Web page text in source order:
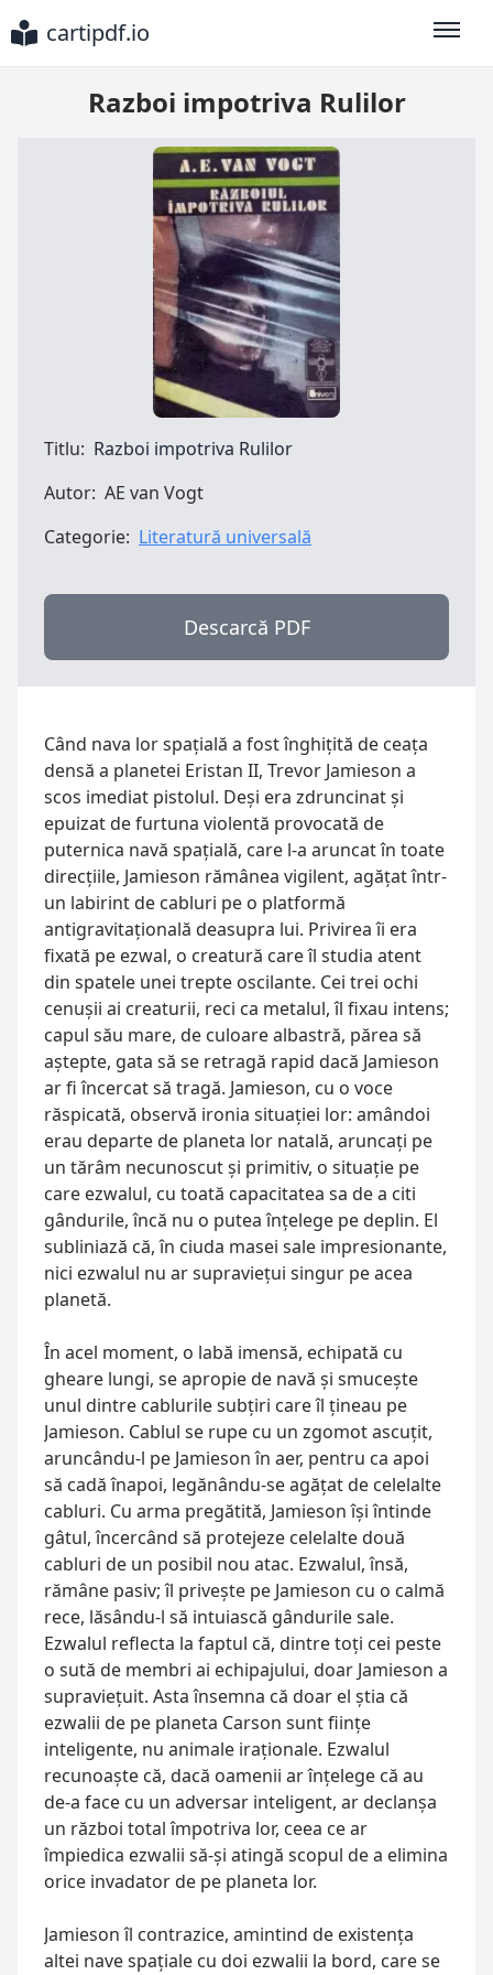
cartipdf.io
Razboi impotriva Rulilor
Titlu: Razboi impotriva Rulilor
Autor: AE van Vogt
Categorie: Literatură universală
Descarcă PDF
Când nava lor spațială a fost înghițită de ceața
densă a planetei Eristan II, Trevor Jamieson a
scos imediat pistolul. Deși era zdruncinat și
epuizat de furtuna violentă provocată de
puternica navă spațială, care l-a aruncat în toate
direcțiile, Jamieson rămânea vigilent, agățat într-
un labirint de cabluri pe o platformă
antigravitațională deasupra lui. Privirea îi era
fixată pe ezwal, o creatură care îl studia atent
din spatele unei trepte oscilante. Cei trei ochi
cenușii ai creaturii, reci ca metalul, îl fixau intens;
capul său mare, de culoare albastră, părea să
aștepte, gata să se retragă rapid dacă Jamieson
ar fi încercat să tragă. Jamieson, cu o voce
răspicată, observă ironia situației lor: amândoi
erau departe de planeta lor natală, aruncați pe
un tărâm necunoscut și primitiv, o situație pe
care ezwalul, cu toată capacitatea sa de a citi
gândurile, încă nu o putea înțelege pe deplin. El
subliniază că, în ciuda masei sale impresionante,
nici ezwalul nu ar supraviețui singur pe acea
planetă.
În acel moment, o labă imensă, echipată cu
gheare lungi, se apropie de navă și smucește
unul dintre cablurile subțiri care îl țineau pe
Jamieson. Cablul se rupe cu un zgomot ascuțit,
aruncându-l pe Jamieson în aer, pentru ca apoi
să cadă înapoi, legănându-se agățat de celelalte
cabluri. Cu arma pregătită, Jamieson își întinde
gâtul, încercând să protejeze celelalte două
cabluri de un posibil nou atac. Ezwalul, însă,
rămâne pasiv; îl privește pe Jamieson cu o calmă
rece, lăsându-l să intuiască gândurile sale.
Ezwalul reflecta la faptul că, dintre toți cei peste
o sută de membri ai echipajului, doar Jamieson a
supraviețuit. Asta însemna că doar el știa că
ezwalii de pe planeta Carson sunt ființe
inteligente, nu animale iraționale. Ezwalul
recunoaște că, dacă oamenii ar înțelege că au
de-a face cu un adversar inteligent, ar declanșa
un război total împotriva lor, ceea ce ar
împiedica ezwalii să-și atingă scopul de a elimina
orice invadator de pe planeta lor.
Jamieson îl contrazice, amintind de existența
altei nave spațiale cu doi ezwalii la bord, care se